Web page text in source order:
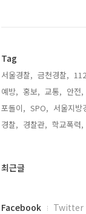
Tag
서울경찰, 금천경찰,
예방, 홍보, 교통, 안전,
포돌이, SPO, 서울지방
경찰, 경찰관, 학교폭력,
최
최근글
페
Facebook Twitter